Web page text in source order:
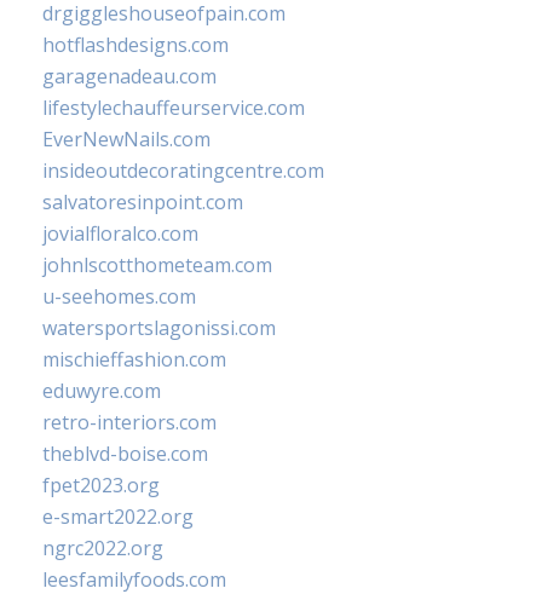
drgiggleshouseofpain.com
hotflashdesigns.com
garagenadeau.com
lifestylechauffeurservice.com
EverNewNails.com
insideoutdecoratingcentre.com
salvatoresinpoint.com
jovialfloralco.com
johnlscotthometeam.com
u-seehomes.com
watersportslagonissi.com
mischieffashion.com
eduwyre.com
retro-interiors.com
theblvd-boise.com
fpet2023.org
e-smart2022.org
ngrc2022.org
leesfamilyfoods.com